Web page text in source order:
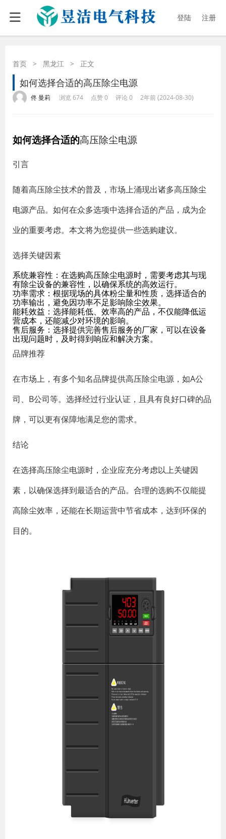
登陆 注册
首页 > 黑龙江 > 正文
如何选择合适的高压除尘电源
佟 曼莉 浏览 674 点赞 0 评论 0 2年前 (2024-08-30)
如何选择合适的高压除尘电源
引言
随着高压除尘技术的普及，市场上涌现出诸多高压除尘
电源产品。如何在众多选项中选择合适的产品，成为企
业的重要考虑。本文将为您提供一些选购建议。
选择关键因素
系统兼容性 ：在选购高压除尘电源时，需要考虑其与现
有除尘设备的兼容性，以确保系统的高效运行。
功率需求 ：根据现场的具体粉尘量和性质，选择适合的
功率输出，避免因功率不足影响除尘效果。
能耗效益 ：选择能耗低、效率高的产品，不仅能降低运
营成本，还能减少对环境的影响。
售后服务 ：选择提供完善售后服务的厂家，可以在设备
出现问题时，及时得到响应和解决方案。
品牌推荐
在市场上，有多个知名品牌提供高压除尘电源，如A公
司、B公司等。选择经过行业认证，且具有良好口碑的品
牌，可以更有保障地满足您的需求。
结论
在选择高压除尘电源时，企业应充分考虑以上关键因
素，以确保选择到最适合的产品。合理的选购不仅能提
高除尘效率，还能在长期运营中节省成本，达到环保的
目的。